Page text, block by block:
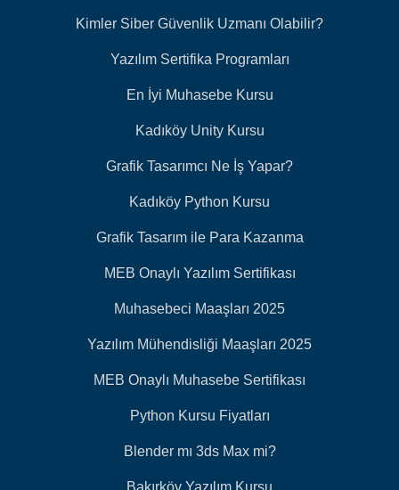
Kimler Siber Güvenlik Uzmanı Olabilir?
Yazılım Sertifika Programları
En İyi Muhasebe Kursu
Kadıköy Unity Kursu
Grafik Tasarımcı Ne İş Yapar?
Kadıköy Python Kursu
Grafik Tasarım ile Para Kazanma
MEB Onaylı Yazılım Sertifikası
Muhasebeci Maaşları 2025
Yazılım Mühendisliği Maaşları 2025
MEB Onaylı Muhasebe Sertifikası
Python Kursu Fiyatları
Blender mı 3ds Max mi?
Bakırköy Yazılım Kursu